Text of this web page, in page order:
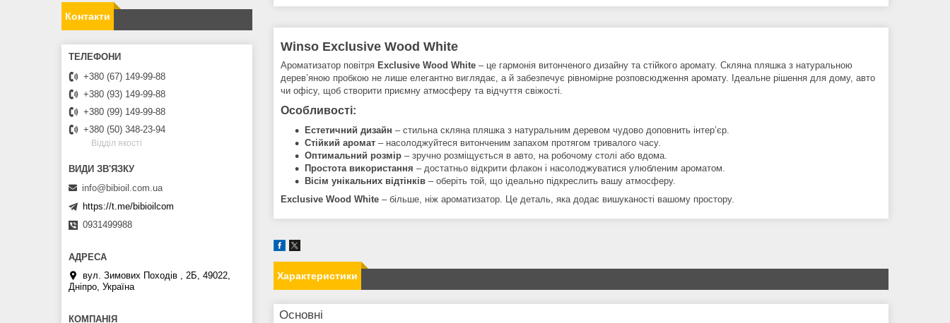
Winso Exclusive Wood White
Ароматизатор повітря Exclusive Wood White – це гармонія витонченого дизайну та стійкого аромату. Скляна пляшка з натуральною
дерев’яною пробкою не лише елегантно виглядає, а й забезпечує рівномірне розповсюдження аромату. Ідеальне рішення для дому, авто
чи офісу, щоб створити приємну атмосферу та відчуття свіжості.
Особливості:
Естетичний дизайн – стильна скляна пляшка з натуральним деревом чудово доповнить інтер’єр.
Стійкий аромат – насолоджуйтеся витонченим запахом протягом тривалого часу.
Оптимальний розмір – зручно розміщується в авто, на робочому столі або вдома.
Простота використання – достатньо відкрити флакон і насолоджуватися улюбленим ароматом.
Вісім унікальних відтінків – оберіть той, що ідеально підкреслить вашу атмосферу.
Exclusive Wood White – більше, ніж ароматизатор. Це деталь, яка додає вишуканості вашому простору.
Характеристики
Основні
Контакти
+380 (67) 149-99-88
+380 (93) 149-99-88
+380 (99) 149-99-88
+380 (50) 348-23-94
Вiддiл якостi
info@bibioil.com.ua
https://t.me/bibioilcom
0931499988
вул. Зимових Походiв , 2Б, 49022,
Дніпро, Україна